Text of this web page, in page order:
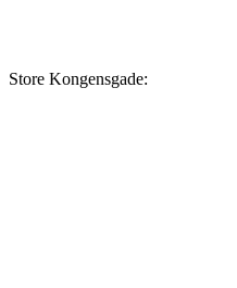
Store Kongensgade: